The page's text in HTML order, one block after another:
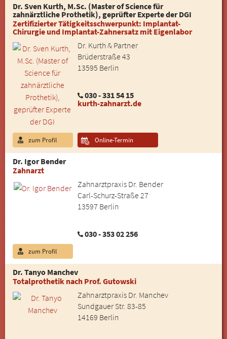
Dr. Sven Kurth, M.Sc. (Master of Science für
zahnärztliche Prothetik), geprüfter Experte der DGI
Zertifizierter Tätigkeitsschwerpunkt: Implantat-
Chirurgie und Implantat-Zahnersatz mit Eigenlabor
Dr. Kurth & Partner
Brüderstraße 43
13595 Berlin
030 - 331 54 15
kurth-zahnarzt.de
zum Profil Online-Termin
Dr. Igor Bender
Zahnarzt
Zahnarztpraxis Dr. Bender
Carl-Schurz-Straße 27
13597 Berlin
030 - 353 02 256
zum Profil
Dr. Tanyo Manchev
Totalprothetik nach Prof. Gutowski
Zahnarztpraxis Dr. Manchev
Sundgauer Str. 83-85
14169 Berlin